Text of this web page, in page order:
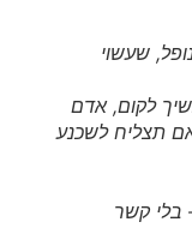
שעשוי
לקום, אדם
תצליח לשכנע
בלי קשר